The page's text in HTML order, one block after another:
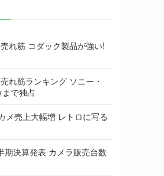
れ筋 コダック製品が強い!
れ筋ランキング ソニー・
で独占
メ売上大幅増 レトロに写る
期決算発表 カメラ販売台数